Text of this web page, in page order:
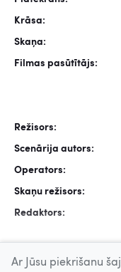
Krāsa:
Skaņa:
Filmas pasūtītājs:
Režisors:
Scenārija autors:
Operators:
Skaņu režisors:
Redaktors:
Ar Jūsu piekrišanu